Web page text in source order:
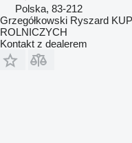
Polska, 83-212
Grzegółkowski Ryszard
ROLNICZYCH
Kontakt z dealerem